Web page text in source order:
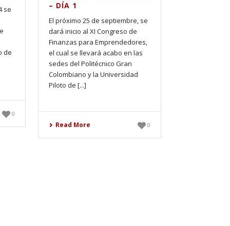
se
de
0
– DÍA 1
El próximo 25 de septiembre, se
dará inicio al XI Congreso de
Finanzas para Emprendedores,
el cual se llevará acabo en las
sedes del Politécnico Gran
Colombiano y la Universidad
Piloto de [...]
Read More 0